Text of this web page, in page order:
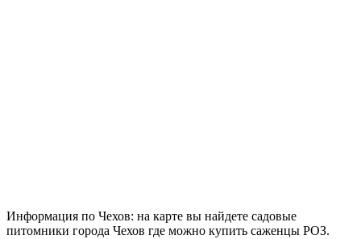
Информация по Чехов: на карте вы найдете садовые
питомники города Чехов где можно купить саженцы РОЗ.